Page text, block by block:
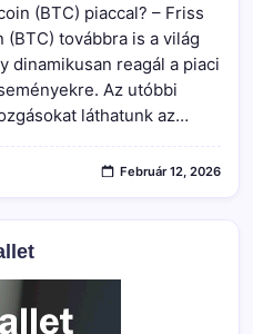
Helyzet
Most
–
Mozgatja
A
BTC
Árfolyamát
?
(BTC) piaccal? – Friss
(BTC) továbbra is a világ
dinamikusan reagál a piaci
Az utóbbi
láthatunk az…
Február 12, 2026